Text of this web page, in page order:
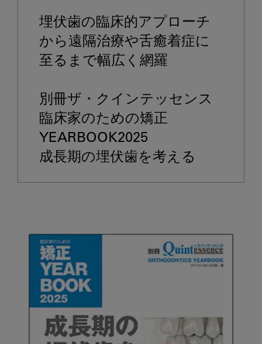
埋伏歯の臨床的アプローチ
から遠隔治療や舌癒着症に
至るまで幅広く網羅
別冊ザ・クインテッセンス
臨床家のための矯正
YEARBOOK2025
成長期の埋伏歯を考える